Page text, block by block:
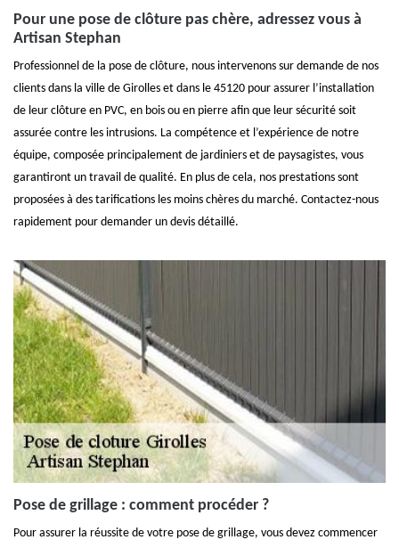
Pour une pose de clôture pas chère, adressez vous à
Artisan Stephan
Professionnel de la pose de clôture, nous intervenons sur demande de nos
clients dans la ville de Girolles et dans le 45120 pour assurer l’installation
de leur clôture en PVC, en bois ou en pierre afin que leur sécurité soit
assurée contre les intrusions. La compétence et l’expérience de notre
équipe, composée principalement de jardiniers et de paysagistes, vous
garantiront un travail de qualité. En plus de cela, nos prestations sont
proposées à des tarifications les moins chères du marché. Contactez-nous
rapidement pour demander un devis détaillé.
Pose de grillage : comment procéder ?
Pour assurer la réussite de votre pose de grillage, vous devez commencer